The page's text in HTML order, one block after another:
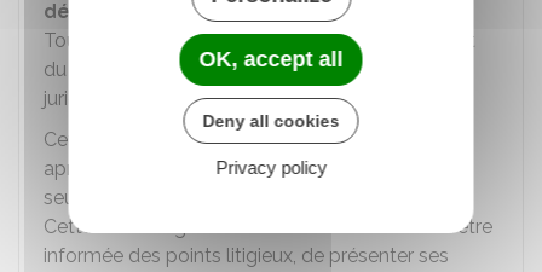
déclaration au Ministère de l'intérieur
Toutefois, celui-ci peut s'opposer à tout élément
du règlement qui ne respecte pas le cadre
juridique.
Cette opposition peut survenir à tout moment
après l'entrée en vigueur du règlement, mais
seulement après une procédure contradictoire.
Cette dernière garantit à la fondation le droit d'être
informée des points litigieux, de présenter ses
OK, accept all
Deny all cookies
Privacy policy